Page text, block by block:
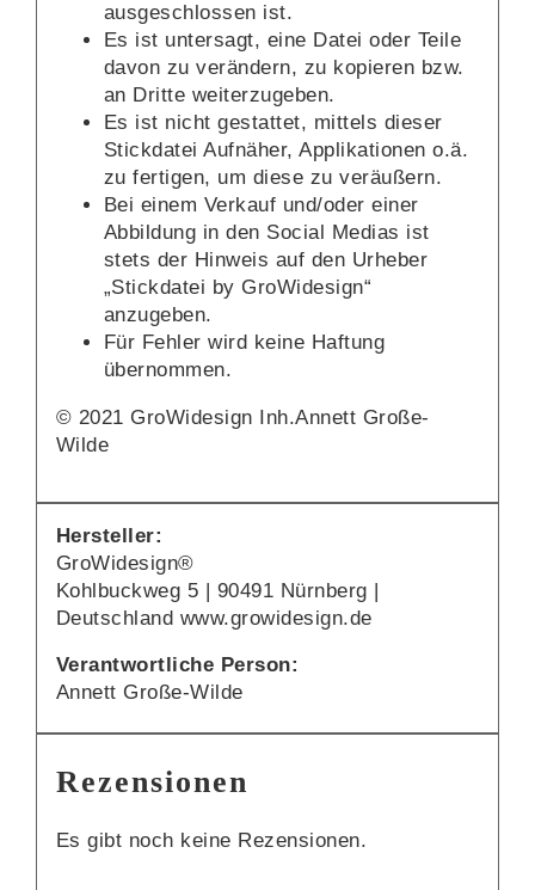
ausgeschlossen ist.
Es ist untersagt, eine Datei oder Teile
davon zu verändern, zu kopieren bzw.
an Dritte weiterzugeben.
Es ist nicht gestattet, mittels dieser
Stickdatei Aufnäher, Applikationen o.ä.
zu fertigen, um diese zu veräußern.
Bei einem Verkauf und/oder einer
Abbildung in den Social Medias ist
stets der Hinweis auf den Urheber
„Stickdatei by GroWidesign“
anzugeben.
Für Fehler wird keine Haftung
übernommen.
© 2021 GroWidesign Inh.Annett Große-
Wilde
Hersteller:
GroWidesign®
Kohlbuckweg 5 | 90491 Nürnberg |
Deutschland www.growidesign.de
Verantwortliche Person:
Annett Große-Wilde
Rezensionen
Es gibt noch keine Rezensionen.